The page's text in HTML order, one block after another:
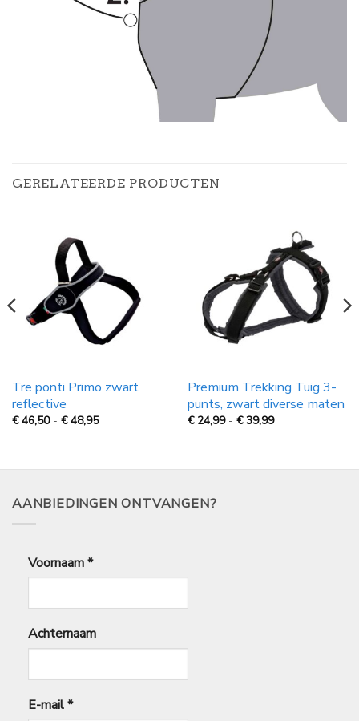
GERELATEERDE PRODUCTEN
Tre ponti Primo zwart
reflective
€46,50 - €48,95Prijsklasse:
48,95
Premium Trekking Tuig 3-
punts, zwart diverse maten
€ 24,99 - €39,99Prijsklasse:
39,99
AANBIEDINGEN ONTVANGEN?
Voornaam*
Achternaam
E-mail*